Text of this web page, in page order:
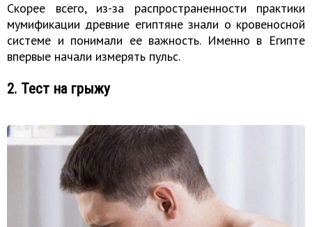
Скорее всего, из-за распространенности практики
мумификации древние египтяне знали о кровеносной
системе и понимали ее важность. Именно в Египте
впервые начали измерять пульс.
2. Тест на грыжу